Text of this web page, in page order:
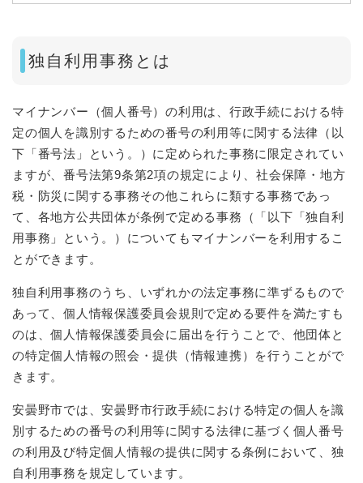
独自利用事務とは
マイナンバー（個人番号）の利用は、行政手続における特
定の個人を識別するための番号の利用等に関する法律（以
下「番号法」という。）に定められた事務に限定されてい
ますが、番号法第9条第2項の規定により、社会保障・地方
税・防災に関する事務その他これらに類する事務であっ
て、各地方公共団体が条例で定める事務（「以下「独自利
用事務」という。）についてもマイナンバーを利用するこ
とができます。
独自利用事務のうち、いずれかの法定事務に準ずるもので
あって、個人情報保護委員会規則で定める要件を満たすも
のは、個人情報保護委員会に届出を行うことで、他団体と
の特定個人情報の照会・提供（情報連携）を行うことがで
きます。
安曇野市では、安曇野市行政手続における特定の個人を識
別するための番号の利用等に関する法律に基づく個人番号
の利用及び特定個人情報の提供に関する条例において、独
自利用事務を規定しています。